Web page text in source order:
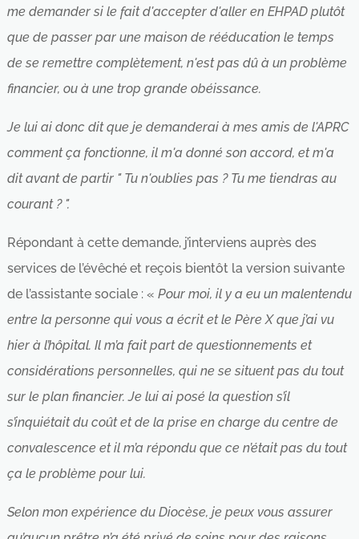
me demander si le fait d'accepter d'aller en EHPAD plutôt
que de passer par une maison de rééducation le temps
de se remettre complètement, n'est pas dû à un problème
financier, ou à une trop grande obéissance.
Je lui ai donc dit que je demanderai à mes amis de l'APRC
comment ça fonctionne, il m'a donné son accord, et m'a
dit avant de partir " Tu n'oublies pas ? Tu me tiendras au
courant ? ".
Répondant à cette demande, j’interviens auprès des
services de l’évêché et reçois bientôt la version suivante
de l’assistante sociale : « Pour moi, il y a eu un malentendu
entre la personne qui vous a écrit et le Père X que j’ai vu
hier à l’hôpital. Il m’a fait part de questionnements et
considérations personnelles, qui ne se situent pas du tout
sur le plan financier. Je lui ai posé la question s’il
s’inquiétait du coût et de la prise en charge du centre de
convalescence et il m’a répondu que ce n’était pas du tout
ça le problème pour lui.
Selon mon expérience du Diocèse, je peux vous assurer